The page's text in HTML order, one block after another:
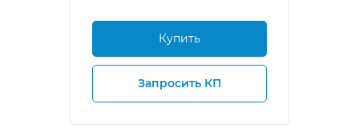
Купить
Запросить КП